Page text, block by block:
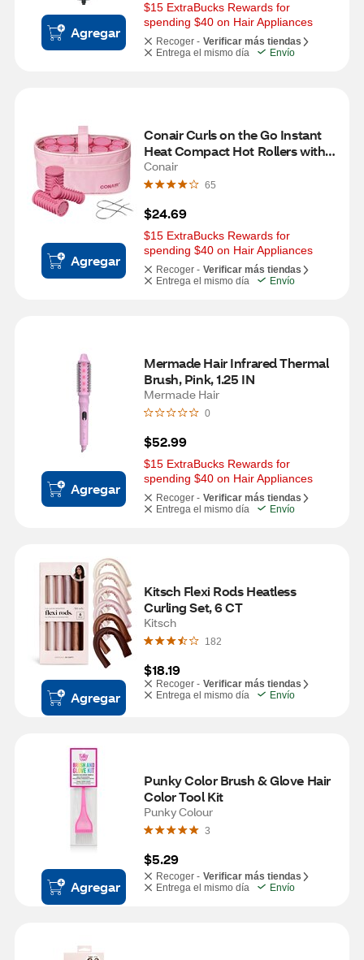
Agregar
$15 ExtraBucks Rewards for
spending $40 on Hair Appliances
Recoger - Verificar más tiendas
Entrega el mismo día
Envío
Agregar
Conair Curls on the Go Instant
Heat Compact Hot Rollers with
Clips, 10 CT
Conair
65
$24.69
$15 ExtraBucks Rewards for
spending $40 on Hair Appliances
Recoger - Verificar más tiendas
Entrega el mismo día
Envío
Agregar
Mermade Hair Infrared Thermal
Brush, Pink, 1.25 IN
Mermade Hair
0
$52.99
$15 ExtraBucks Rewards for
spending $40 on Hair Appliances
Recoger - Verificar más tiendas
Entrega el mismo día
Envío
Agregar
Kitsch Flexi Rods Heatless
Curling Set, 6 CT
Kitsch
182
$18.19
Recoger - Verificar más tiendas
Entrega el mismo día
Envío
Agregar
Punky Color Brush & Glove Hair
Color Tool Kit
Punky Colour
3
$5.29
Recoger - Verificar más tiendas
Entrega el mismo día
Envío